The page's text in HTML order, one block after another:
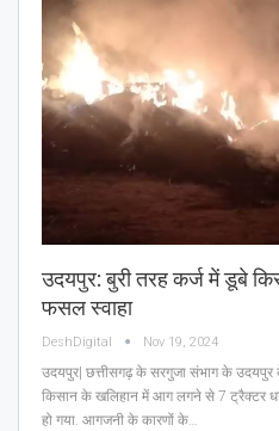
उदयपुर: बुरी तरह कर्ज में डूबे
फसल स्वाहा
DeshDigital Nov 19, 2024
उदयपुर| छत्तीसगढ़ के सरगुजा संभाग के उदयपुर के
किसान के खलिहान में आग लगने से 7 ट्रैक्टर
हो गया. आगजनी के कारणों के…